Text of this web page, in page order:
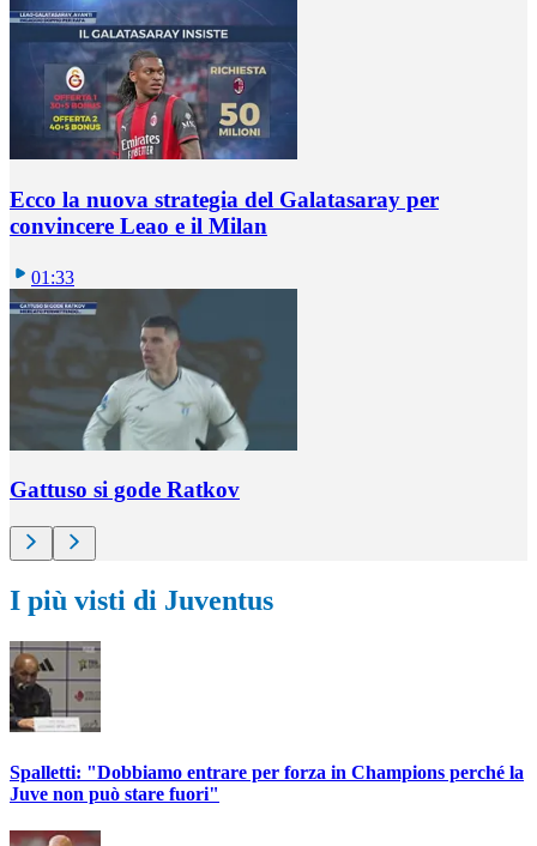
Ecco la nuova strategia del Galatasaray per
convincere Leao e il Milan
01:33
Gattuso si gode Ratkov
I più visti di Juventus
Spalletti: "Dobbiamo entrare per forza in Champions perché la
Juve non può stare fuori"